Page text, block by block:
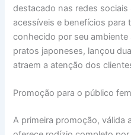
destacado nas redes
acessíveis e benefícios para
conhecido por seu
pratos japoneses, lançou
atraem a atenção dos
Promoção para o público
A primeira promoção, válida